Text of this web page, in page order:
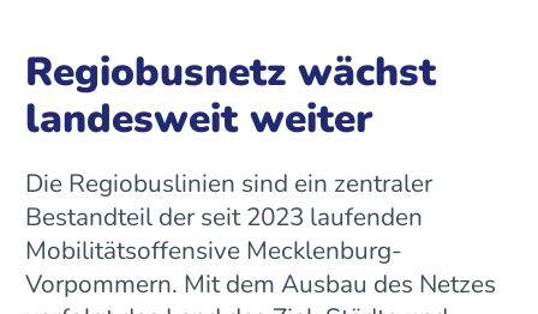
Regiobusnetz wächst
landesweit weiter
Die Regiobuslinien sind ein zentraler
Bestandteil der seit 2023 laufenden
Mobilitätsoffensive Mecklenburg-
Vorpommern. Mit dem Ausbau des Netzes